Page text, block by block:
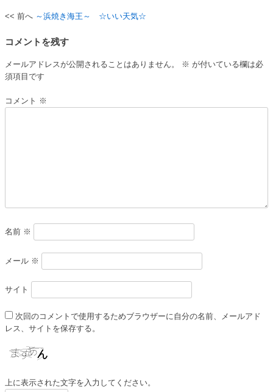
投
稿
ビ
～浜焼き海王～ ☆いい天気☆
コメントを残す
メールアドレスが公開されることはありません。 ※ が付いている欄は必
須項目です
コメント ※
名前 ※
メール ※
サイト
次回のコメントで使用するためブラウザーに自分の名前、メールアド
レス、サイトを保存する。
上に表示された文字を入力してください。